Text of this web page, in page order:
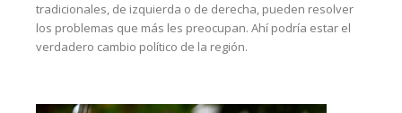
tradicionales, de izquierda o de derecha, pueden resolver
los problemas que más les preocupan. Ahí podría estar el
verdadero cambio político de la región.